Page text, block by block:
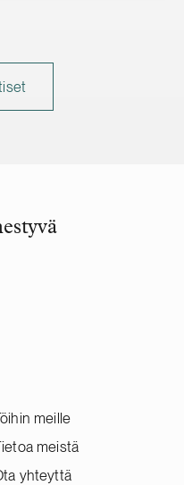
meille
meistä
yhteyttä